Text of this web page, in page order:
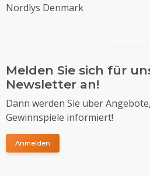
Nordlys Denmark
Melden Sie sich für
Newsletter an!
Dann werden Sie über
Gewinnspiele informiert!
Anmelden